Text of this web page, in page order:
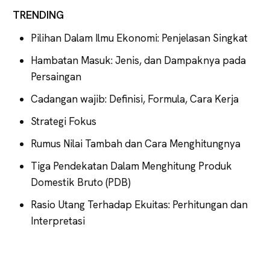
TRENDING
Pilihan Dalam Ilmu Ekonomi: Penjelasan Singkat
Hambatan Masuk: Jenis, dan Dampaknya pada
Persaingan
Cadangan wajib: Definisi, Formula, Cara Kerja
Strategi Fokus
Rumus Nilai Tambah dan Cara Menghitungnya
Tiga Pendekatan Dalam Menghitung Produk
Domestik Bruto (PDB)
Rasio Utang Terhadap Ekuitas: Perhitungan dan
Interpretasi